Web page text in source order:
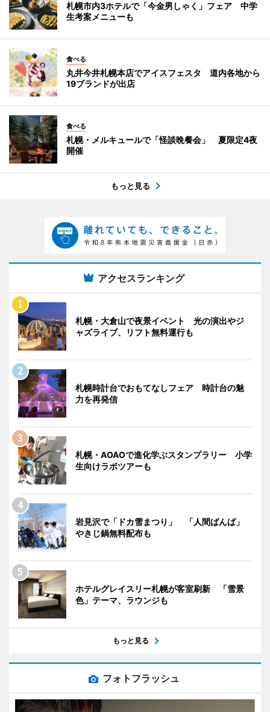
札幌市内3ホテルで「今金男しゃく」フェア 中学
生考案メニューも
食べる
丸井今井札幌本店でアイスフェスタ 道内各地から
19ブランドが出店
食べる
札幌・メルキュールで「怪談晩餐会」 夏限定4夜
開催
もっと見る
アクセスランキング
札幌・大倉山で夜景イベント 光の演出やジ
ャズライブ、リフト無料運行も
札幌時計台でおもてなしフェア 時計台の魅
力を再発信
札幌・AOAOで進化学ぶスタンプラリー 小学
生向けラボツアーも
岩見沢で「ドカ雪まつり」 「人間ばんば」
やきじ鍋無料配布も
ホテルグレイスリー札幌が客室刷新 「雪景
色」テーマ、ラウンジも
もっと見る
フォトフラッシュ